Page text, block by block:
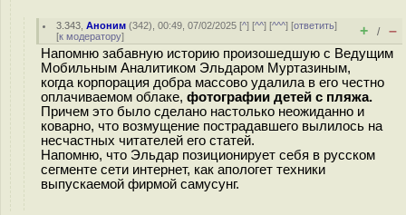
3.343 ,Аноним (342), 00:49, 07/02/2025 [^] [^^] [^^^] [ответить]
[к модератору] + / –
Напомню забавную историю произошедшую с Ведущим
Мобильным Аналитиком Эльдаром Муртазиным,
когда корпорация добра массово удалила в его честно
оплачиваемом облаке, фотографии детей с пляжа.
Причем это было сделано настолько неожиданно и
коварно, что возмущение пострадавшего вылилось на
несчастных читателей его статей.
Напомню, что Эльдар позиционирует себя в русском
сегменте сети интернет, как апологет техники
выпускаемой фирмой самусунг.